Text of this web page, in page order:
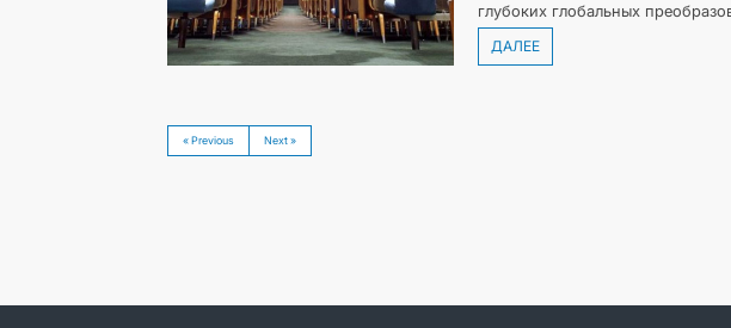
глубоких глобальных
ДАЛЕЕ
« Previous Next »